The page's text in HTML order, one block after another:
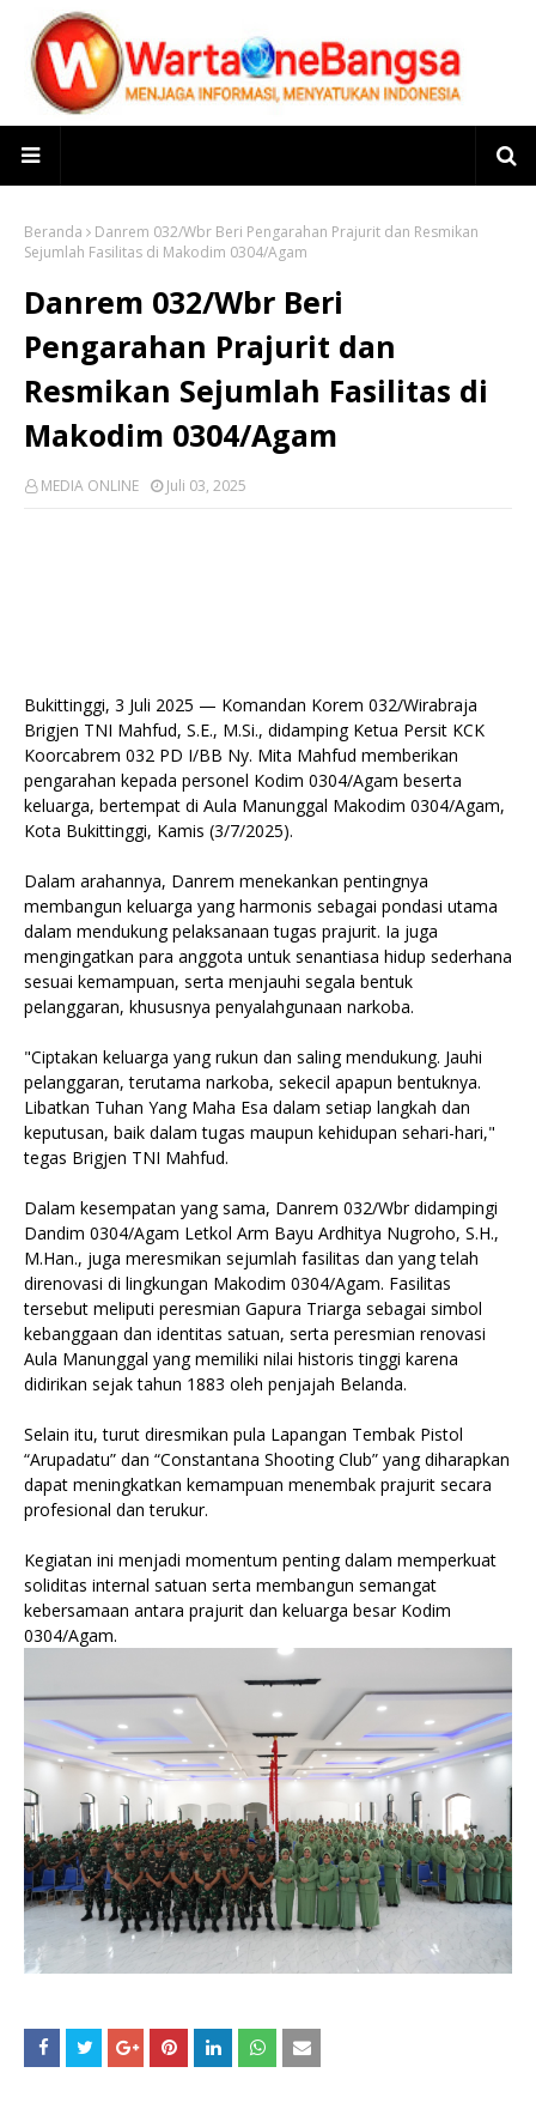
Beranda
Danrem 032/Wbr Beri Pengarahan Prajurit dan Resmikan
Sejumlah Fasilitas di Makodim 0304/Agam
Danrem 032/Wbr Beri
Pengarahan Prajurit dan
Resmikan Sejumlah Fasilitas di
Makodim 0304/Agam
MEDIA ONLINE Juli 03, 2025
Bukittinggi, 3 Juli 2025 — Komandan Korem 032/Wirabraja
Brigjen TNI Mahfud, S.E., M.Si., didamping Ketua Persit KCK
Koorcabrem 032 PD I/BB Ny. Mita Mahfud memberikan
pengarahan kepada personel Kodim 0304/Agam beserta
keluarga, bertempat di Aula Manunggal Makodim 0304/Agam,
Kota Bukittinggi, Kamis (3/7/2025).
Dalam arahannya, Danrem menekankan pentingnya
membangun keluarga yang harmonis sebagai pondasi utama
dalam mendukung pelaksanaan tugas prajurit. Ia juga
mengingatkan para anggota untuk senantiasa hidup sederhana
sesuai kemampuan, serta menjauhi segala bentuk
pelanggaran, khususnya penyalahgunaan narkoba.
"Ciptakan keluarga yang rukun dan saling mendukung. Jauhi
pelanggaran, terutama narkoba, sekecil apapun bentuknya.
Libatkan Tuhan Yang Maha Esa dalam setiap langkah dan
keputusan, baik dalam tugas maupun kehidupan sehari-hari,"
tegas Brigjen TNI Mahfud.
Dalam kesempatan yang sama, Danrem 032/Wbr didampingi
Dandim 0304/Agam Letkol Arm Bayu Ardhitya Nugroho, S.H.,
M.Han., juga meresmikan sejumlah fasilitas dan yang telah
direnovasi di lingkungan Makodim 0304/Agam. Fasilitas
tersebut meliputi peresmian Gapura Triarga sebagai simbol
kebanggaan dan identitas satuan, serta peresmian renovasi
Aula Manunggal yang memiliki nilai historis tinggi karena
didirikan sejak tahun 1883 oleh penjajah Belanda.
Selain itu, turut diresmikan pula Lapangan Tembak Pistol
“Arupadatu” dan “Constantana Shooting Club” yang diharapkan
dapat meningkatkan kemampuan menembak prajurit secara
profesional dan terukur.
Kegiatan ini menjadi momentum penting dalam memperkuat
soliditas internal satuan serta membangun semangat
kebersamaan antara prajurit dan keluarga besar Kodim
0304/Agam.